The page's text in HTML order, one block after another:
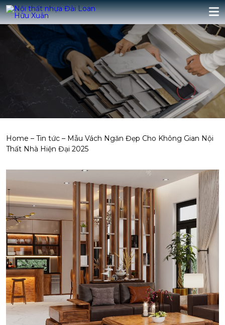
Home – Tin tức – Mẫu Vách Ngăn Đẹp Cho Không Gian Nội
Thất Nhà Hiện Đại 2025